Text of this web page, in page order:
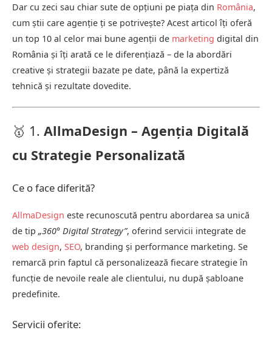
Dar cu zeci sau chiar sute de opțiuni pe piața din România,
cum știi care agenție ți se potrivește? Acest articol îți oferă
un top 10 al celor mai bune agenții de marketing digital din
România și îți arată ce le diferențiază – de la abordări
creative și strategii bazate pe date, până la expertiză
tehnică și rezultate dovedite.
🥇 1. AllmaDesign – Agenția Digitală
cu Strategie Personalizată
Ce o face diferită?
AllmaDesign este recunoscută pentru abordarea sa unică
de tip „360° Digital Strategy”, oferind servicii integrate de
web design, SEO, branding și performance marketing. Se
remarcă prin faptul că personalizează fiecare strategie în
funcție de nevoile reale ale clientului, nu după șabloane
predefinite.
Servicii oferite: